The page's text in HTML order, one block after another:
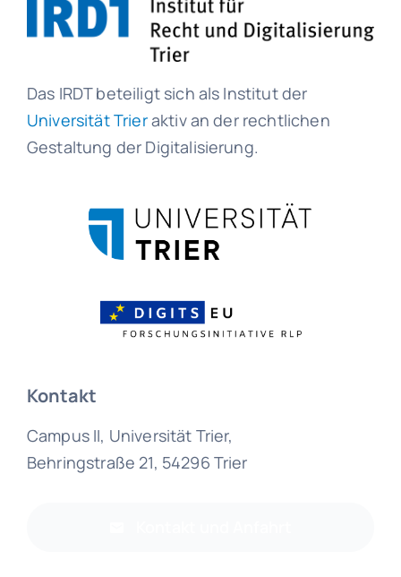
Das IRDT beteiligt sich als Institut der
Universität Trieraktiv an der rechtlichen
Gestaltung der Digitalisierung.
Kontakt
Campus II, Universität Trier,
Behringstraße 21, 54296 Trier